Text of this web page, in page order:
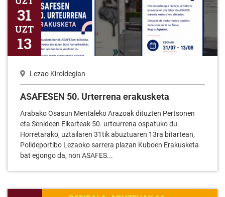
31
UZT
13
eta Senideen Elkarteak 50. urteurrena ospatuko du.
Horretarako, uztailaren 31tik abuztuaren 13ra bitartean,
Polideportibo Lezaoko sarrera plazan Kuboen Erakusketa
bat egongo da, non ASAFES...
Jasone Ama Birjinaren oroimeneko jaietarako egitaraua 2026